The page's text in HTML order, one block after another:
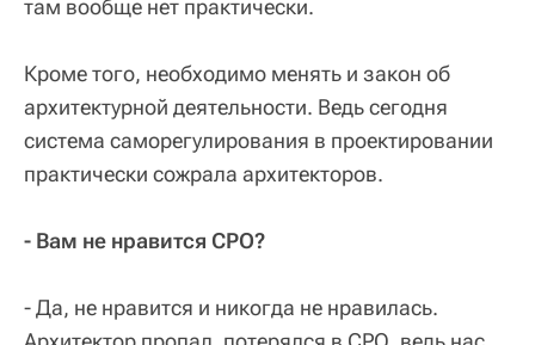
там вообще нет практически.
Кроме того, необходимо менять и закон об
архитектурной деятельности. Ведь сегодня
система саморегулирования в проектировании
практически сожрала архитекторов.
- Вам не нравится СРО?
- Да, не нравится и никогда не нравилась.